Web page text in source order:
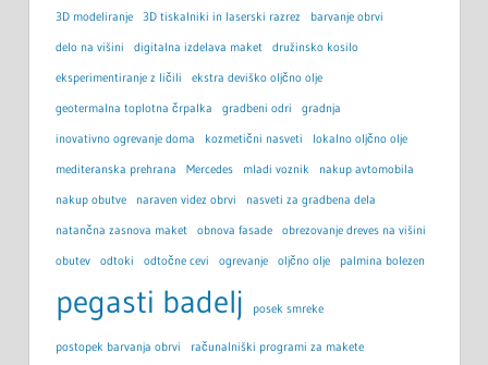
3D modeliranje 3D tiskalniki in laserski razrez barvanje obrvi
delo na višini digitalna izdelava maket družinsko kosilo
eksperimentiranje z ličili ekstra deviško oljčno olje
geotermalna toplotna črpalka gradbeni odri gradnja
inovativno ogrevanje doma kozmetični nasveti lokalno oljčno olje
mediteranska prehrana Mercedes mladi voznik nakup avtomobila
nakup obutve naraven videz obrvi nasveti za gradbena dela
natančna zasnova maket obnova fasade obrezovanje dreves na višini
obutev odtoki odtočne cevi ogrevanje oljčno olje palmina bolezen
pegasti badelj posek smreke
postopek barvanja obrvi računalniški programi za makete